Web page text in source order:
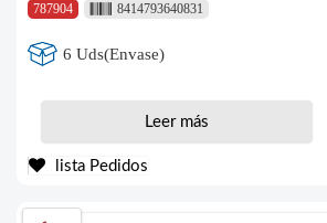
787904
8414793640831
6 Uds(Envase)
Leer más
lista Pedidos